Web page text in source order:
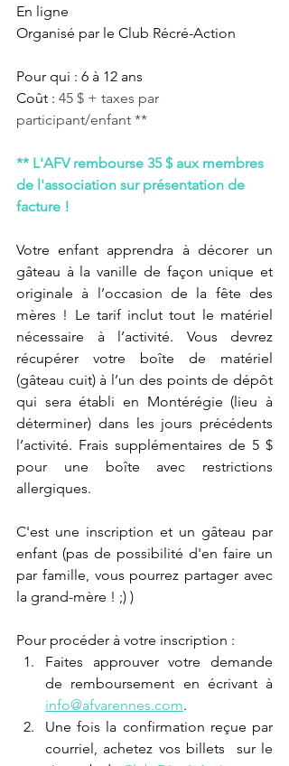
En ligne
Organisé par le Club Récré-Action
Pour qui : 6 à 12 ans
Coût : 45 $ + taxes par
participant/enfant **
** L'AFV rembourse 35 $ aux membres
de l'association sur présentation de
facture !
Votre enfant apprendra à décorer un
gâteau à la vanille de façon unique et
originale à l’occasion de la fête des
mères ! Le tarif inclut tout le matériel
nécessaire à l’activité. Vous devrez
récupérer votre boîte de matériel
(gâteau cuit) à l’un des points de dépôt
qui sera établi en Montérégie (lieu à
déterminer) dans les jours précédents
l’activité. Frais supplémentaires de 5 $
pour une boîte avec restrictions
allergiques.
C'est une inscription et un gâteau par
enfant (pas de possibilité d'en faire un
par famille, vous pourrez partager avec
la grand-mère ! ;) )
Pour procéder à votre inscription :
Faites approuver votre demande
info@afvarennes.com.
Une fois la confirmation reçue par
courriel, achetez vos billets  sur le